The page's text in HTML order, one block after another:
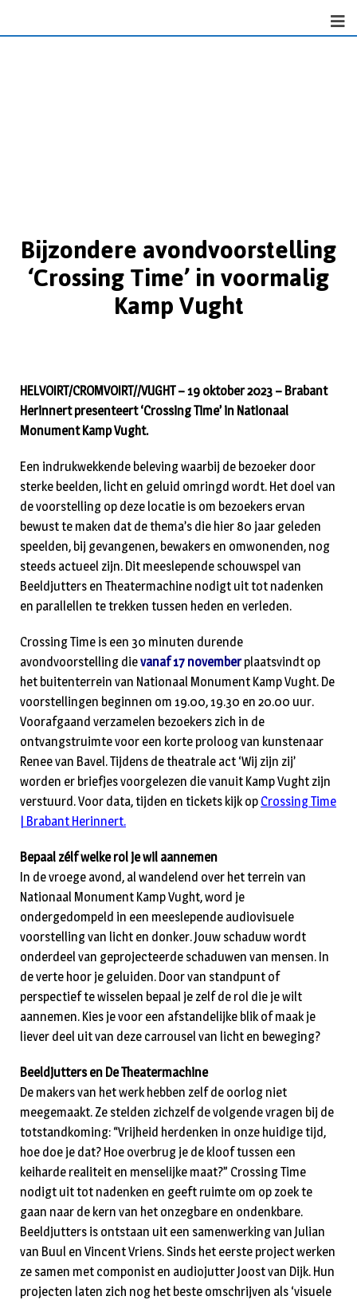
Bijzondere avondvoorstelling
‘Crossing Time’ in voormalig
Kamp Vught
HELVOIRT/CROMVOIRT//VUGHT – 19 oktober 2023 – Brabant
Herinnert presenteert ‘Crossing Time’ in Nationaal
Monument Kamp Vught.
Een indrukwekkende beleving waarbij de bezoeker door
sterke beelden, licht en geluid omringd wordt. Het doel van
de voorstelling op deze locatie is om bezoekers ervan
bewust te maken dat de thema’s die hier 80 jaar geleden
speelden, bij gevangenen, bewakers en omwonenden, nog
steeds actueel zijn. Dit meeslepende schouwspel van
Beeldjutters en Theatermachine nodigt uit tot nadenken
en parallellen te trekken tussen heden en verleden.
Crossing Time is een 30 minuten durende
avondvoorstelling dievanaf 17 novemberplaatsvindt op
het buitenterrein van Nationaal Monument Kamp Vught. De
voorstellingen beginnen om 19.00, 19.30 en 20.00 uur.
Voorafgaand verzamelen bezoekers zich in de
ontvangstruimte voor een korte proloog van kunstenaar
Renee van Bavel. Tijdens de theatrale act ‘Wij zijn zij’
worden er briefjes voorgelezen die vanuit Kamp Vught zijn
verstuurd. Voor data, tijden en tickets kijk op Crossing Time
| Brabant Herinnert.
Bepaal zélf welke rol je wil aannemen
In de vroege avond, al wandelend over het terrein van
Nationaal Monument Kamp Vught, word je
ondergedompeld in een meeslepende audiovisuele
voorstelling van licht en donker. Jouw schaduw wordt
onderdeel van geprojecteerde schaduwen van mensen. In
de verte hoor je geluiden. Door van standpunt of
perspectief te wisselen bepaal je zelf de rol die je wilt
aannemen. Kies je voor een afstandelijke blik of maak je
liever deel uit van deze carrousel van licht en beweging?
Beeldjutters en De Theatermachine
De makers van het werk hebben zelf de oorlog niet
meegemaakt. Ze stelden zichzelf de volgende vragen bij de
totstandkoming: “Vrijheid herdenken in onze huidige tijd,
hoe doe je dat? Hoe overbrug je de kloof tussen een
keiharde realiteit en menselijke maat?” Crossing Time
nodigt uit tot nadenken en geeft ruimte om op zoek te
gaan naar de kern van het onzegbare en ondenkbare.
Beeldjutters is ontstaan uit een samenwerking van Julian
van Buul en Vincent Vriens. Sinds het eerste project werken
ze samen met componist en audiojutter Joost van Dijk. Hun
projecten laten zich nog het beste omschrijven als ‘visuele